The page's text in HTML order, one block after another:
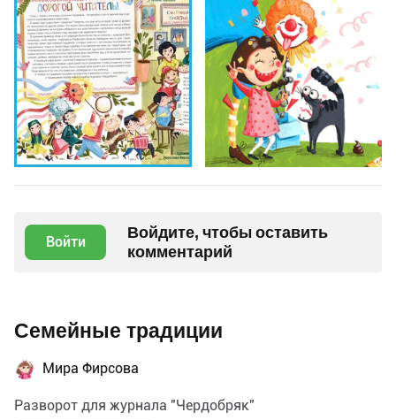
Войти
Войдите, чтобы оставить
комментарий
Семейные традиции
Мира Фирсова
Разворот для журнала "Чердобряк"